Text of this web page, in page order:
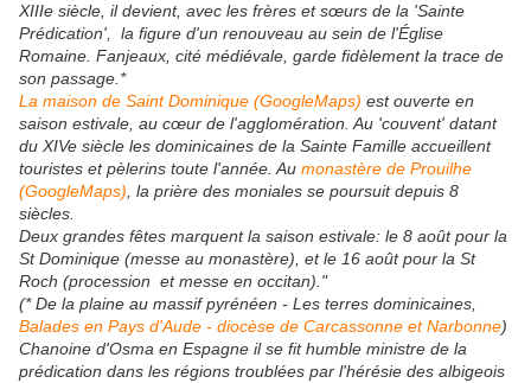
XIIIe siècle, il devient, avec les frères et sœurs de la 'Sainte
Prédication', la figure d'un renouveau au sein de l'Église
Romaine. Fanjeaux, cité médiévale, garde fidèlement la trace de
son passage.*
La maison de Saint Dominique (GoogleMaps) est ouverte en
saison estivale, au cœur de l'agglomération. Au 'couvent' datant
du XIVe siècle les dominicaines de la Sainte Famille accueillent
touristes et pèlerins toute l'année. Au monastère de Prouilhe
(GoogleMaps) , la prière des moniales se poursuit depuis 8
siècles.
Deux grandes fêtes marquent la saison estivale: le 8 août pour la
St Dominique (messe au monastère), et le 16 août pour la St
Roch (procession et messe en occitan)."
(* De la plaine au massif pyrénéen - Les terres dominicaines,
Balades en Pays d'Aude - diocèse de Carcassonne et Narbonne)
Chanoine d'Osma en Espagne il se fit humble ministre de la
prédication dans les régions troublées par l'hérésie des albigeois